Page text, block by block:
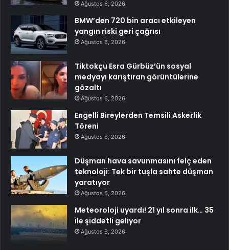
Ağustos 6, 2026
BMW’den 720 bin aracı etkileyen
yangın riski geri çağrısı
Ağustos 6, 2026
Tiktokçu Esra Gürbüz’ün sosyal
medyayı karıştıran görüntülerine
gözaltı
Ağustos 6, 2026
Engelli Bireylerden Temsili Askerlik
Töreni
Ağustos 6, 2026
Düşman hava savunmasını felç eden
teknoloji: Tek bir tuşla sahte düşman
yaratıyor
Ağustos 6, 2026
Meteoroloji uyardı! 21 yıl sonra ilk… 35
ile şiddetli geliyor
Ağustos 6, 2026